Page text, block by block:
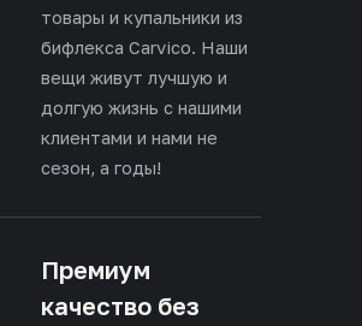
товары и купальники из
бифлекса Carvico. Наши
вещи живут лучшую и
долгую жизнь с нашими
клиентами и нами не
сезон, а годы!
Премиум
качество без